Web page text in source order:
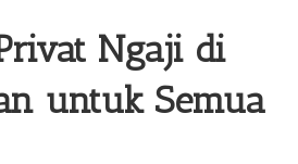
Ngaji di
untuk Semua